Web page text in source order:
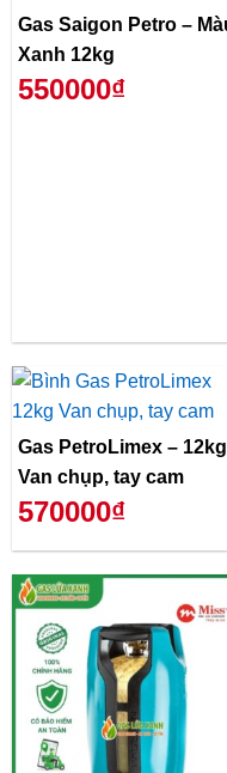
Gas Saigon Petro – Màu
Xanh 12kg
550000₫
Gas PetroLimex – 12kg
Van chụp, tay cam
570000₫